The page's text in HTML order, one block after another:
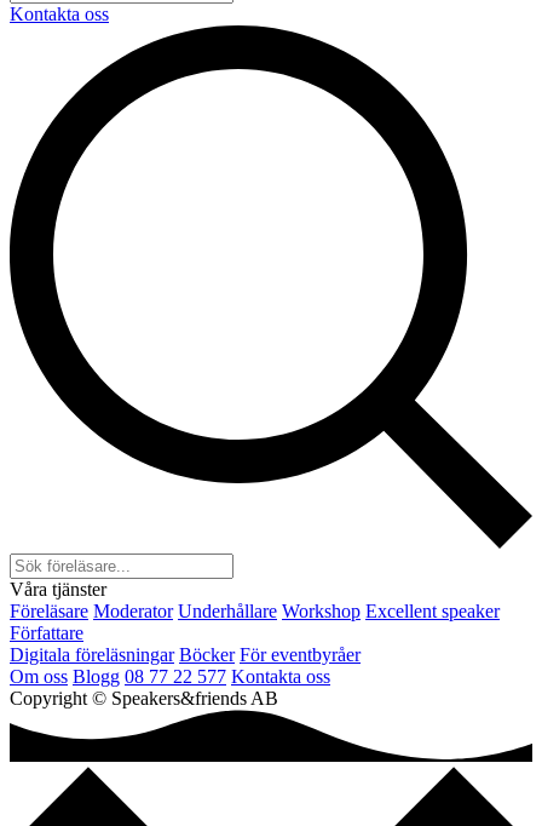
Kontakta oss
Våra tjänster
Föreläsare Moderator Underhållare Workshop Excellent speaker
Författare
Digitala föreläsningar Böcker För eventbyråer
Om oss Blogg 08 77 22 577 Kontakta oss
Copyright © Speakers&friends AB